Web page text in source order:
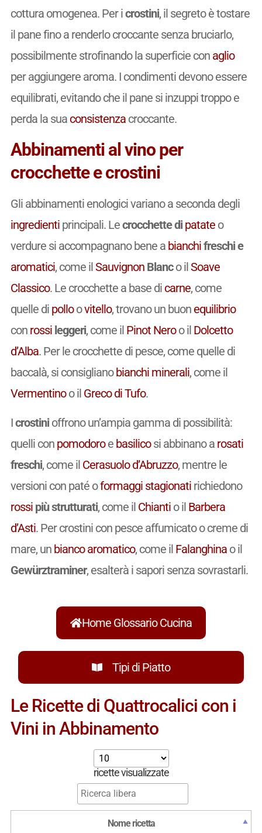
cottura omogenea. Per icrostini, il segreto è tostare
il pane fino a renderlo croccante senza bruciarlo,
possibilmente strofinando la superficie con aglio
per aggiungere aroma. I condimenti devono essere
equilibrati, evitando che il pane si inzuppi troppo e
perda la sua consistenzacroccante.
Abbinamenti al vino per
crocchette e crostini
Gli abbinamenti enologici variano a seconda degli
ingredientiprincipali. Lecrocchette dipatateo
verdure si accompagnano bene a bianchifreschi e
aromatici, come ilSauvignonBlanco ilSoave
Classico. Le crocchette a base di carne, come
quelle di polloovitello, trovano un buon equilibrio
con rossileggeri, come il Pinot Neroo il Dolcetto
d’Alba. Per le crocchette di pesce, come quelle di
baccalà, si consiglianobianchi minerali, come il
Vermentinoo il Greco di Tufo.
Icrostinioffrono un’ampia gamma di possibilità:
quelli con pomodoroe basilicosi abbinano a rosati
freschi, come il Cerasuolo d’Abruzzo, mentre le
versioni con paté oformaggi stagionatirichiedono
rossipiù strutturati, come il Chiantio il Barbera
d’Asti. Per crostini con pesce affumicato o creme di
mare, un bianco aromatico, come il Falanghinao il
Gewürztraminer, esalterà i sapori senza sovrastarli.
Home Glossario Cucina
Tipi di Piatto
Le Ricette di Quattrocalici con i
Vini in Abbinamento
ricette visualizzate
Nome ricetta